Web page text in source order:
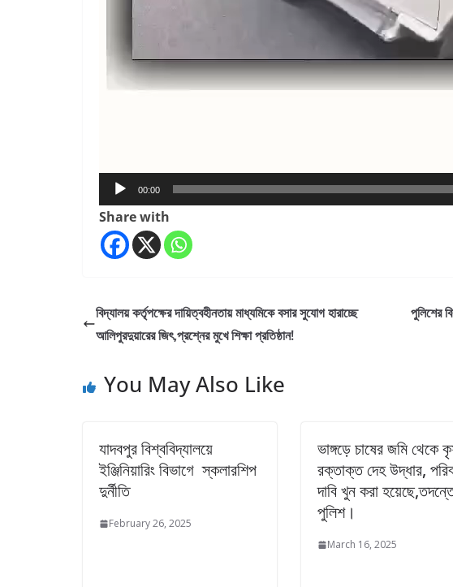
00:00
Share with
বিদ্যালয় কর্তৃপক্ষের দায়িত্বহীনতায় মাধ্যমিকে বসার সুযোগ হারাচ্ছে
আলিপুরদুয়ারের জিৎ,প্রশ্নের মুখে শিক্ষা প্রতিষ্ঠান!
পুলিশের
You May Also Like
যাদবপুর বিশ্ববিদ্যালয়ে
ইঞ্জিনিয়ারিং বিভাগে স্কলারশিপ
দুর্নীতি
February 26, 2025
ভাঙ্গড়ে চাষের জমি থেকে
রক্তাক্ত দেহ উদ্ধার,
দাবি খুন করা
পুলিশ।
March 16, 2025